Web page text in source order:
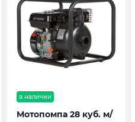
в наличии
Мотопомпа 28 куб. м/